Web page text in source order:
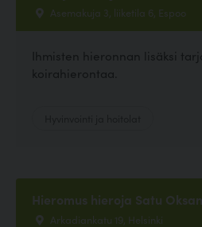
Asemakuja 3, liiketila 6, Espoo
Ihmisten hieronnan lisäksi
koirahierontaa.
Hieromus hieroja Satu
Arkadiankatu 19, Helsinki